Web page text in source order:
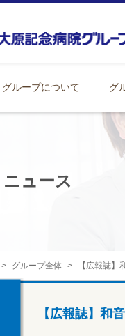
グループについて グ
ニュース
グループ全体 【広報誌】
【広報誌】和